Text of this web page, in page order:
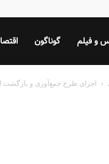
گوناگون و فیلم
اجرای طرح جمع‌آوری و بازگشت